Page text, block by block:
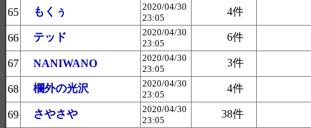
65 もくぅ
2020/04/30
23:05
4件
66 テッド
2020/04/30
23:05
6件
67 NANIWANO
2020/04/30
23:05
3件
68 欄外の光沢
2020/04/30
23:05
4件
69 さやさや
2020/04/30
23:05
38件